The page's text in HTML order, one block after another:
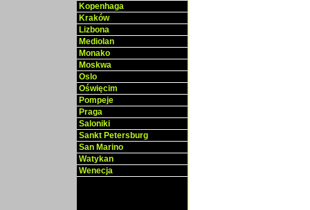
Kopenhaga
Kraków
Lizbona
Mediolan
Monako
Moskwa
Oslo
Oświęcim
Pompeje
Praga
Saloniki
Sankt Petersburg
San Marino
Watykan
Wenecja